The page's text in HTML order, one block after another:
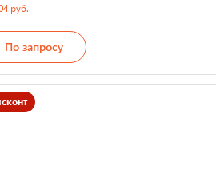
руб.
По запросу